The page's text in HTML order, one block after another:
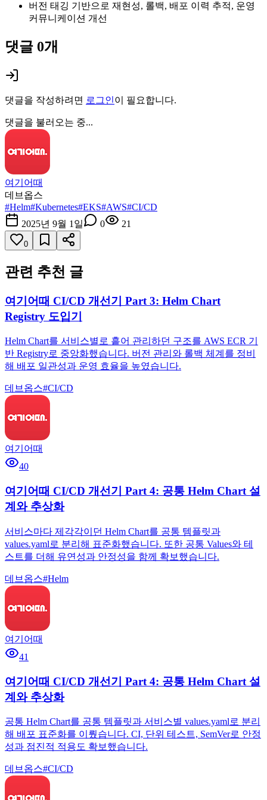
버전 태깅 기반으로 재현성, 롤백, 배포 이력 추적, 운영
커뮤니케이션 개선
댓글 0개
댓글을 작성하려면 로그인이 필요합니다.
댓글을 불러오는 중...
여기어때
데브옵스
#Helm#Kubernetes#EKS#AWS#CI/CD
2025년 9월 1일
0 21
0
관련 추천 글
여기어때 CI/CD 개선기 Part 3: Helm Chart
Registry 도입기
Helm Chart를 서비스별로 흩어 관리하던 구조를 AWS ECR 기
반 Registry로 중앙화했습니다. 버전 관리와 롤백 체계를 정비
해 배포 일관성과 운영 효율을 높였습니다.
데브옵스#CI/CD
여기어때
40
여기어때 CI/CD 개선기 Part 4: 공통 Helm Chart 설
계와 추상화
서비스마다 제각각이던 Helm Chart를 공통 템플릿과
values.yaml로 분리해 표준화했습니다. 또한 공통 Values와 테
스트를 더해 유연성과 안정성을 함께 확보했습니다.
데브옵스#Helm
여기어때
41
여기어때 CI/CD 개선기 Part 4: 공통 Helm Chart 설
계와 추상화
공통 Helm Chart를 공통 템플릿과 서비스별 values.yaml로 분리
해 배포 표준화를 이뤘습니다. CI, 단위 테스트, SemVer로 안정
성과 점진적 적용도 확보했습니다.
데브옵스#CI/CD